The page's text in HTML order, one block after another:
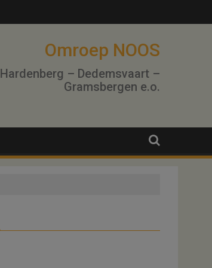
Omroep NOOS
Hardenberg – Dedemsvaart –
Gramsbergen e.o.